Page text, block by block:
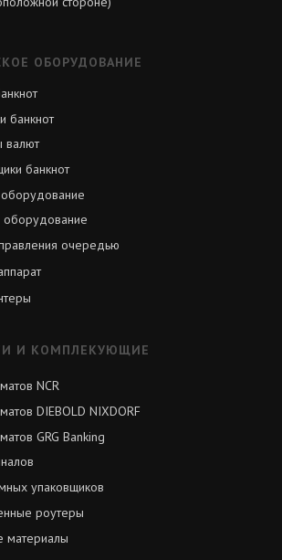
ОБОРУДОВАНИЕ
И КОМПЛЕКУЮЩИЕ
NCR
валют
банкнот
банкнот
DIEBOLD NIXDORF
GRG Banking
материалы
упаковщиков
роутеры
очередью